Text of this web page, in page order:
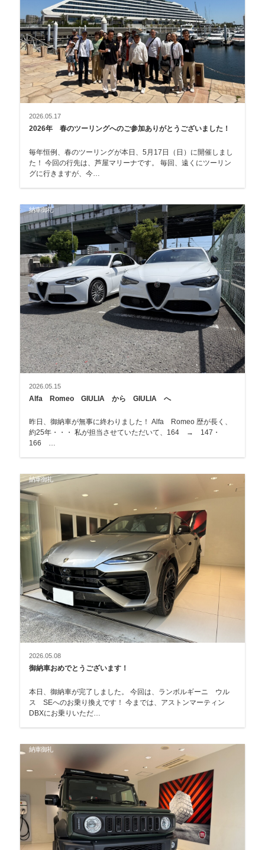
2026.05.17
2026年 春のツーリングへのご参加ありがとうございました！
毎年恒例、春のツーリングが本日、5月17日（日）に開催しまし
た！ 今回の行先は、芦屋マリーナです。 毎回、遠くにツーリン
グに行きますが、今…
納車御礼
2026.05.15
Alfa Romeo GIULIA から GIULIA へ
昨日、御納車が無事に終わりました！ Alfa Romeo 歴が長く、
約25年・・・ 私が担当させていただいて、164 → 147・
166 …
納車御礼
2026.05.08
御納車おめでとうございます！
本日、御納車が完了しました。 今回は、ランボルギーニ ウル
ス SEへのお乗り換えです！ 今までは、アストンマーティン
DBXにお乗りいただ…
納車御礼